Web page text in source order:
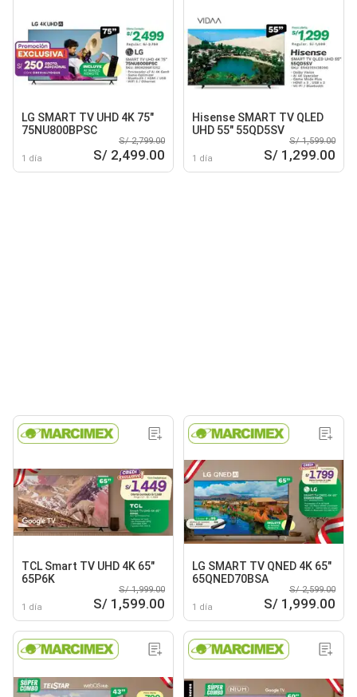
LG SMART TV UHD 4K 75"
75NU800BPSC
1 día
S/ 2,799.00
S/ 2,499.00
Hisense SMART TV QLED
UHD 55" 55QD5SV
1 día
S/ 1,599.00
S/ 1,299.00
TCL Smart TV UHD 4K 65"
65P6K
1 día
S/ 1,999.00
S/ 1,599.00
LG SMART TV QNED 4K 65"
65QNED70BSA
1 día
S/ 2,599.00
S/ 1,999.00